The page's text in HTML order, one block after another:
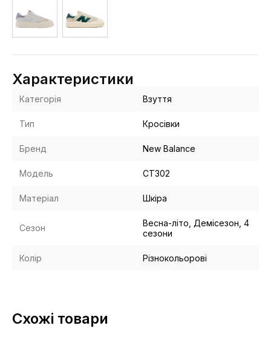
Характеристики
Категорія Взуття
Тип Кросівки
Бренд New Balance
Модель CT302
Матеріал Шкіра
Сезон
Весна-літо, Демісезон, 4
сезони
Колір Різнокольорові
Схожі товари